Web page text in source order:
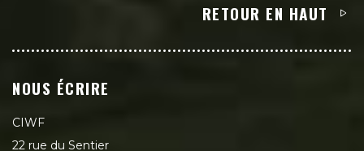
RETOUR EN HAUT
NOUS ÉCRIRE
CIWF
22 rue du Sentier